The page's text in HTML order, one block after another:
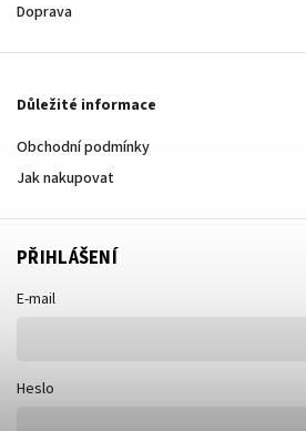
Doprava
Důležité informace
Obchodní podmínky
Jak nakupovat
PŘIHLÁŠENÍ
E-mail
Heslo